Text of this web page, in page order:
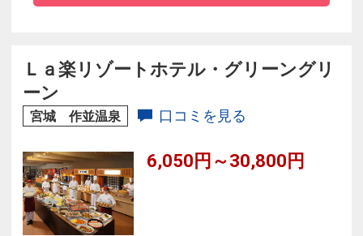
Ｌａ楽リゾートホテル・グリーングリ
ーン
宮城 作並温泉 口コミを見る
6,050円～30,800円